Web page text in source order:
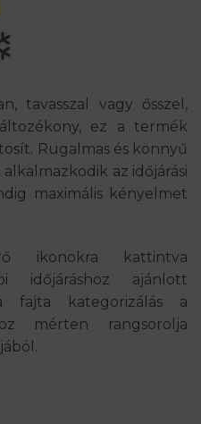
tavasszal vagy ősszel,
ez a termék
Rugalmas és könnyű
az időjárási
maximális kényelmet
ikonokra kattintva
időjáráshoz ajánlott
fajta kategorizálás a
mérten rangsorolja